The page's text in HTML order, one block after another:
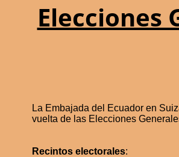
Elecciones
La Embajada del Ecuador en
vuelta de las Elecciones
Recintos electorales: